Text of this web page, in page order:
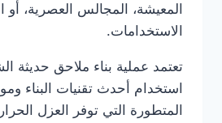
المعيشة، المجالس العصرية،
الاستخدامات.
تعتمد عملية بناء ملاحق حديثة
استخدام أحدث تقنيات البناء
المتطورة التي توفر العزل